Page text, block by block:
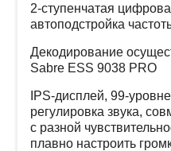
2-ступенчатая
автоподстройка
Декодирование
Sabre ESS 9038 PRO
IPS-дисплей, 99-
регулировка звука,
с разной
плавно настроить